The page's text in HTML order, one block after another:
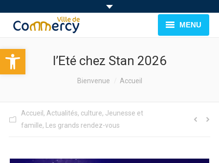
Ouvrir la barre d’outils
MENU
LOISIRS
l’Eté chez Stan 2026
Bienvenue Accueil
Accueil , Actualités, culture, Jeunesse et
famille, Les grands rendez-vous